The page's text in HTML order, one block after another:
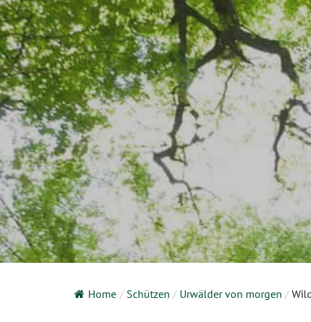
Home / Schützen / Urwälder von morgen /